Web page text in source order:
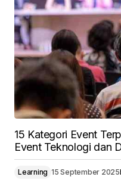
15 Kategori Event
Event Teknologi dan
Learning 15 September 2025